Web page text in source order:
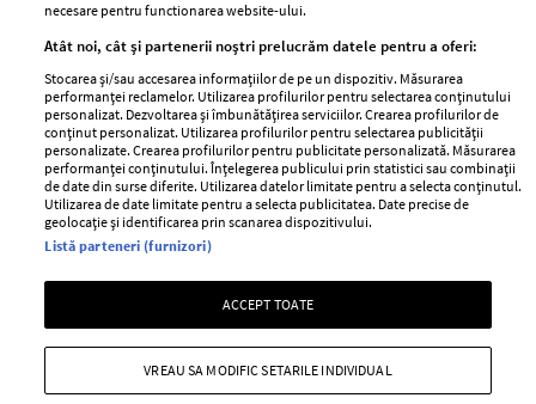
GSP
Unica
Baby
Retete
femei
Viva
Avantaje
Retete practice
Pariază responsabil! Decizia ONJN nr. 821/25.09.2025.
Jocurile de noroc sunt interzise minorilor.
Copyright © 2026 Ringier Romania SRL
necesare pentru functionarea website-ului.
Atât noi, cât și partenerii noștri prelucrăm datele pentru a oferi:
Stocarea și/sau accesarea informațiilor de pe un dispozitiv. Măsurarea
performanței reclamelor. Utilizarea profilurilor pentru selectarea conținutului
personalizat. Dezvoltarea și îmbunătățirea serviciilor. Crearea profilurilor de
conținut personalizat. Utilizarea profilurilor pentru selectarea publicității
personalizate. Crearea profilurilor pentru publicitate personalizată. Măsurarea
performanței conținutului. Înțelegerea publicului prin statistici sau combinații
de date din surse diferite. Utilizarea datelor limitate pentru a selecta conținutul.
Utilizarea de date limitate pentru a selecta publicitatea. Date precise de
geolocație și identificarea prin scanarea dispozitivului.
Listă parteneri (furnizori)
ACCEPT TOATE
VREAU SA MODIFIC SETARILE INDIVIDUAL